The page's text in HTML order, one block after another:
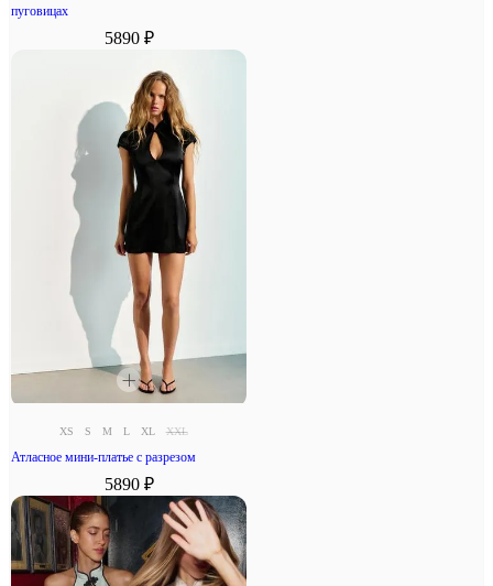
пуговицах
5890 ₽
XS S M L XL XXL
Атласное мини-платье с разрезом
5890 ₽